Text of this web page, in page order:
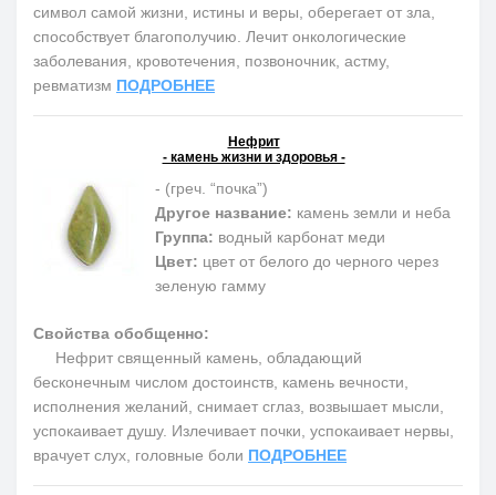
символ самой жизни, истины и веры, оберегает от зла,
способствует благополучию. Лечит онкологические
заболевания, кровотечения, позвоночник, астму,
ревматизм ПОДРОБНЕЕ
Нефрит
- камень жизни и здоровья -
- (греч. “почка”)
Другое название: камень земли и неба
Группа: водный карбонат меди
Цвет: цвет от белого до черного через
зеленую гамму
Свойства обобщенно:
Нефрит священный камень, обладающий
бесконечным числом достоинств, камень вечности,
исполнения желаний, снимает сглаз, возвышает мысли,
успокаивает душу. Излечивает почки, успокаивает нервы,
врачует слух, головные боли ПОДРОБНЕЕ